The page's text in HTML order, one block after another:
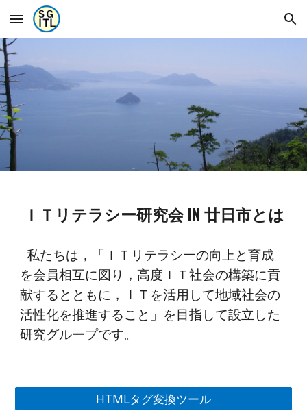
Skip to main content Skip to navigation
ＩＴリテラシー研究会 IN 廿日市とは
私たちは，「ＩＴリテラシーの向上と育成
を会員相互に図り，高度ＩＴ社会の構築に貢
献するとともに，ＩＴを活用して地域社会の
活性化を推進すること」を目指して設立した
研究グループです。
HTMLタグ変換ツール